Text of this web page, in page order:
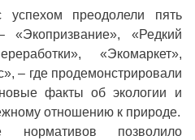
успехом преодолели пять
«Экопризвание», «Редкий
«Экомаркет»,
– где продемонстрировали
факты об экологии и
отношению к природе.
нормативов позволило